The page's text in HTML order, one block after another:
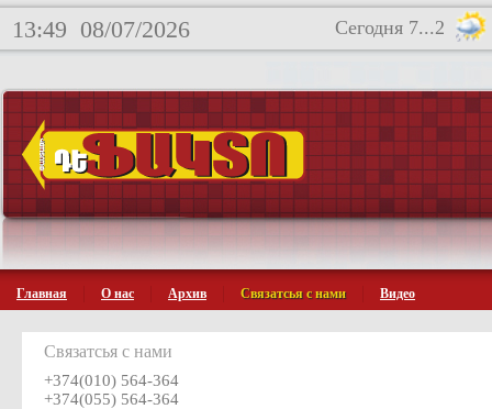
13:49 08/07/2026 Сегодня 7...2
Главная О нас Архив Связатсья с нами Видео
Связатсья с нами
+374(010) 564-364
+374(055) 564-364